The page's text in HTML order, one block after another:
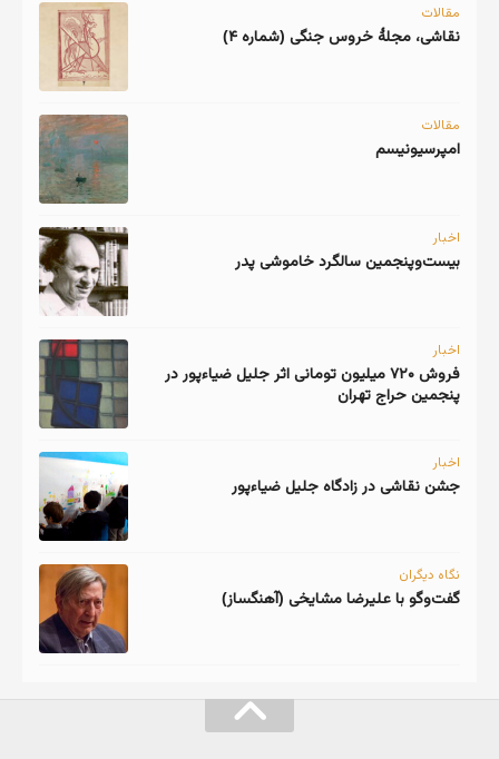
مقالات
نقاشی، مجلهٔ خروس جنگی (شماره ۴)
مقالات
امپرسیونیسم
اخبار
اخبار
فروش ۷۲۰ میلیون تومانی اثر جلیل ضیاءپور در
پنجمین حراج تهران
اخبار
جشن نقاشی در زادگاه جلیل ضیاءپور
نگاه دیگران
گفت‌وگو با علیرضا مشایخی (آهنگساز)